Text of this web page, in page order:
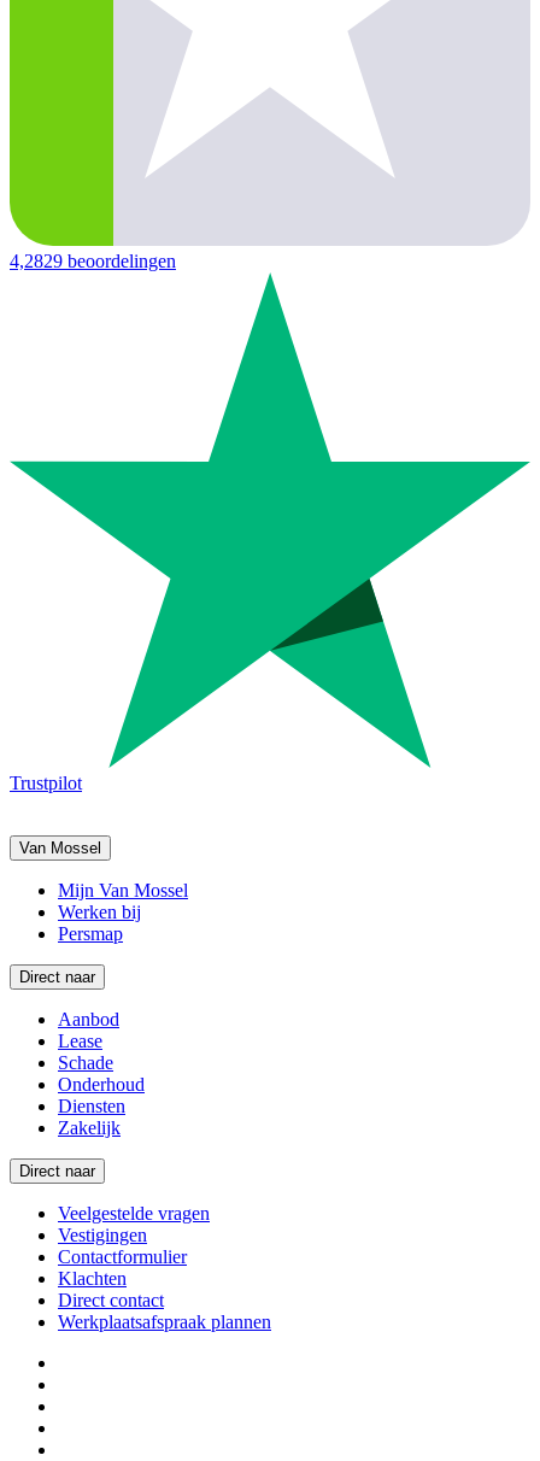
4,2829 beoordelingen
Trustpilot
Van Mossel
Mijn Van Mossel
Werken bij
Persmap
Direct naar
Aanbod
Lease
Schade
Onderhoud
Diensten
Zakelijk
Direct naar
Veelgestelde vragen
Vestigingen
Contactformulier
Klachten
Direct contact
Werkplaatsafspraak plannen